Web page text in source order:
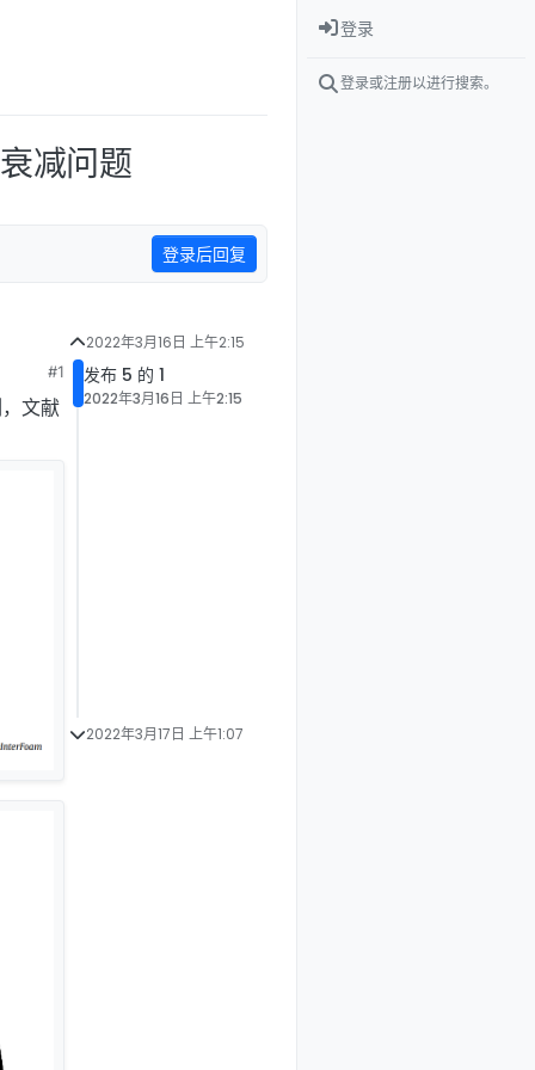
减问题
登录后回复
#1
文献
2022年3月16日 上午2:15
发布 5 的 1
2022年3月16日 上午2:15
2022年3月17日 上午1:07
登录
登录或注册以进行搜索。